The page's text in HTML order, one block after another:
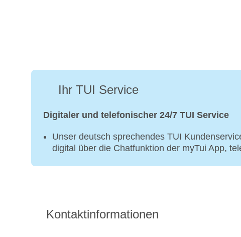
Ihr TUI Service
Digitaler und telefonischer 24/7 TUI Service
Unser deutsch sprechendes TUI
digital über die Chatfunktion der myTui App,
Kontaktinformationen